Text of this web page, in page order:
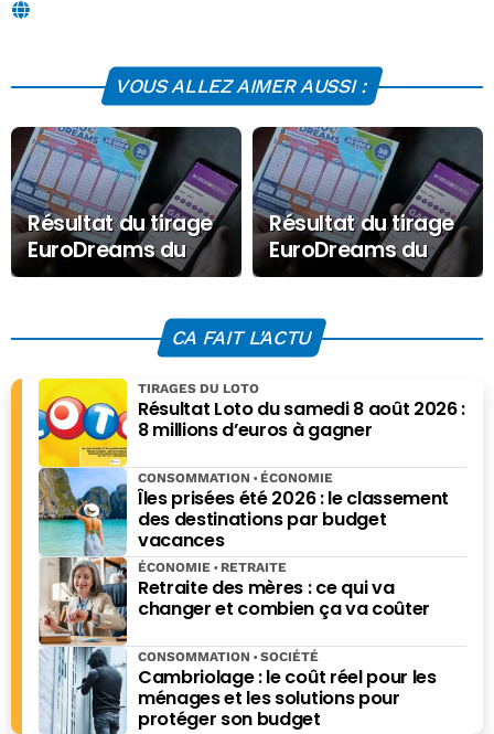
VOUS ALLEZ AIMER AUSSI :
Résultat du tirage
EuroDreams du
Lundi 18 août 2025
Résultat du tirage
EuroDreams du
Lundi 6 octobre
CA FAIT L'ACTU
Résultat Loto du samedi 8 août 2026 :
8 millions d’euros à gagner
TIRAGES DU LOTO
Îles prisées été 2026 : le classement
des destinations par budget
vacances
CONSOMMATION ÉCONOMIE
Retraite des mères : ce qui va
changer et combien ça va coûter
ÉCONOMIE RETRAITE
Cambriolage : le coût réel pour les
ménages et les solutions pour
protéger son budget
CONSOMMATION SOCIÉTÉ